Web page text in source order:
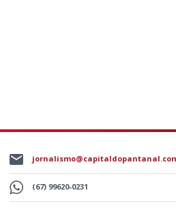
(67) 99620-0231